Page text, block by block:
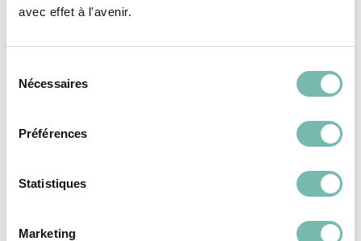
avec effet à l'avenir.
Nécessaires
Préférences
Statistiques
Marketing
Blocs creux stepoc